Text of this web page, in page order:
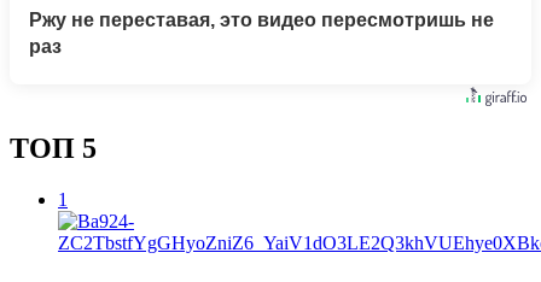
Ржу не переставая, это видео пересмотришь не
раз
ТОП 5
1